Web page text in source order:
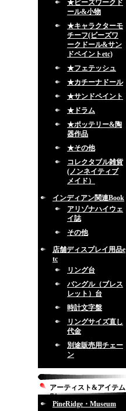
★ビーズワークド
ール&小物
★キャラクターモ
チーフ(ビーズワ
ークドール&サン
ドペイントetc)
★フェテッシュ
★カチーナドール
★サンドペイント
★ドラム
★ポッテリー&陶
器作品
★その他
コレクタブル雑貨
(ノンネイティブ
メイド）
インディアン関連Book
アリゾナハイウェ
イ誌
その他
店舗ディスプレイ用品e
tc
リング台
バングル（ブレス
レット）台
時計文字盤
リングサイズ直し
代金
別途販売用チェー
ン
アーティスト&アイテム
別
PineRidge・Museum